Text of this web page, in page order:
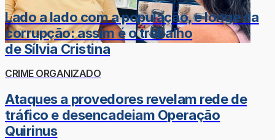
Lado a lado com a população, e longe da
corrupção: assim é o trabalho
de Sílvia Cristina
CRIME ORGANIZADO
Ataques a provedores revelam rede de
tráfico e desencadeiam Operação
Quirinus